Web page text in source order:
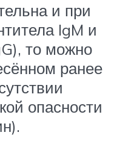
и при
IgM и
то можно
ранее
опасности